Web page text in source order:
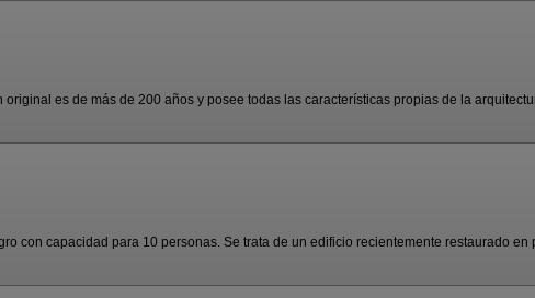
es de más de 200 años y posee todas las características propias de la
con capacidad para 10 personas. Se trata de un edificio recientemente restaurado en